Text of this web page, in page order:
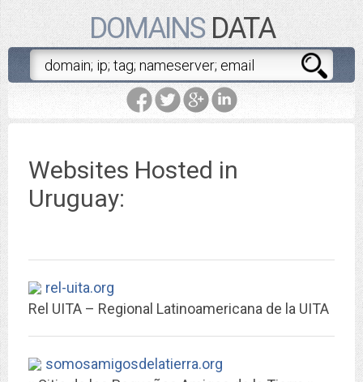
DOMAINSDATA
Websites Hosted in
Uruguay:
rel-uita.org
Rel UITA – Regional Latinoamericana de la UITA
somosamigosdelatierra.org